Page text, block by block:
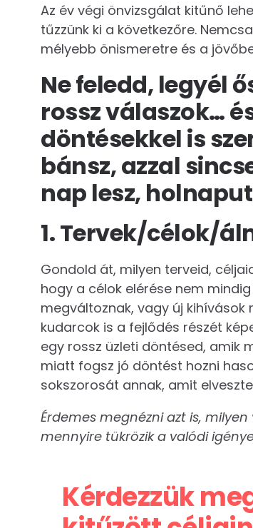
Az év végi önvizsgálat kitűnő
tűzzünk ki a következőre.
mélyebb önismeretre és a
Ne feledd, legyél
rossz válaszok…
döntésekkel is
bánsz, azzal
nap lesz,
1. Tervek/célok/
Gondold át, milyen terveid,
hogy a célok elérése nem
megváltoznak, vagy új kihívások
kudarcok is a fejlődés részét
egy rossz üzleti döntésed,
miatt fogsz jó döntést hozni
sokszorosát annak, amit
Érdemes megnézni azt is,
mennyire tükrözik a valódi
Kérdezzük